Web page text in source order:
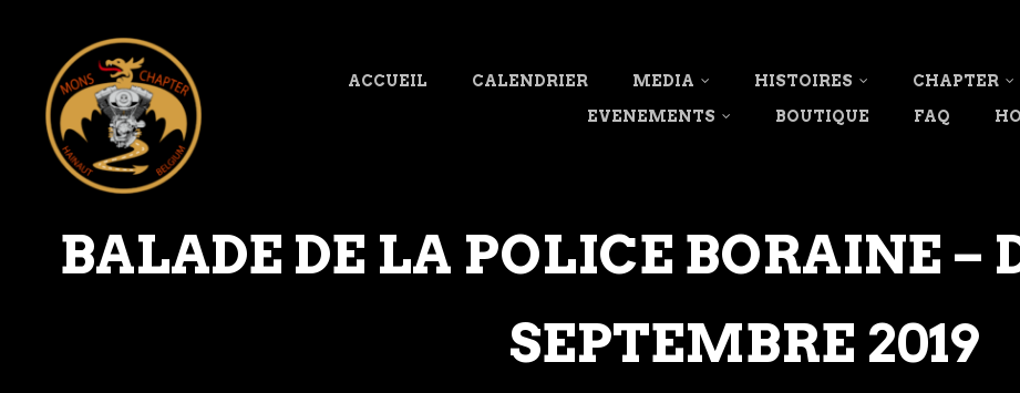
ACCUEIL CALENDRIER MEDIA HISTOIRES CHAPTER
EVENEMENTS
BOUTIQUE FAQ
BALADE DE LA POLICE BORAINE –
SEPTEMBRE 2019